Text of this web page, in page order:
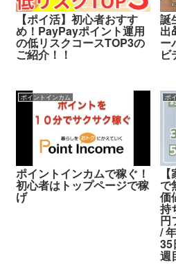
【ポイ活】初心者おすす
め！PayPayポイント運用
の低リスクコースTOP3の
ご紹介！！
誕
出
ー
ビ
ポイントインカム
ポイントインカムで稼ぐ！
初心者はトップページで稼
げ
ポ
で
価
持
円
/
35
週